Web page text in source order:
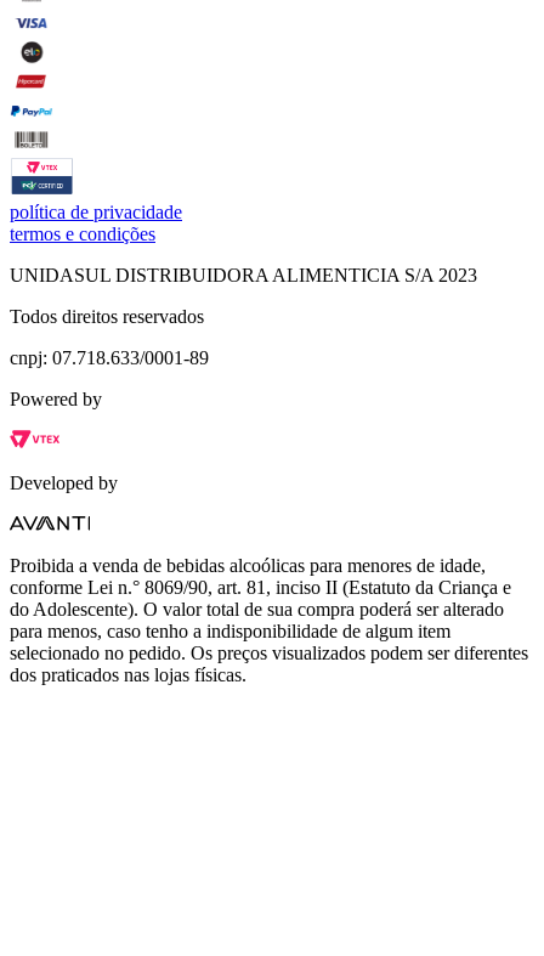
política de privacidade
termos e condições
UNIDASUL DISTRIBUIDORA ALIMENTICIA S/A 2023
Todos direitos reservados
cnpj: 07.718.633/0001-89
Powered by
Developed by
Proibida a venda de bebidas alcoólicas para menores de idade,
conforme Lei n.° 8069/90, art. 81, inciso II (Estatuto da Criança e
do Adolescente). O valor total de sua compra poderá ser alterado
para menos, caso tenho a indisponibilidade de algum item
selecionado no pedido. Os preços visualizados podem ser diferentes
dos praticados nas lojas físicas.